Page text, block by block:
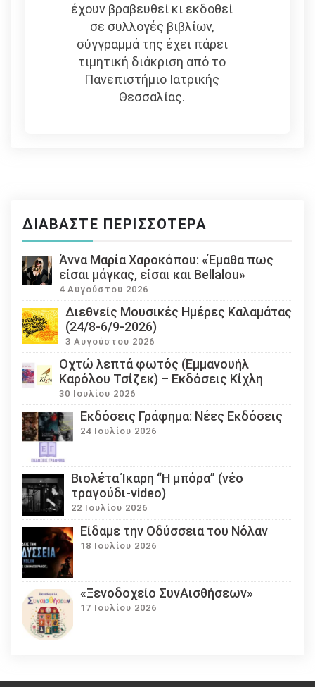
έχουν βραβευθεί κι εκδοθεί
σε συλλογές βιβλίων,
σύγγραμμά της έχει πάρει
τιμητική διάκριση από το
Πανεπιστήμιο Ιατρικής
Θεσσαλίας.
ΔΙΑΒΆΣΤΕ ΠΕΡΙΣΣΌΤΕΡΑ
Άννα Μαρία Χαροκόπου: «Έμαθα πως
είσαι μάγκας, είσαι και Bellalou»
4 Αυγούστου 2026
Διεθνείς Μουσικές Ημέρες Καλαμάτας
(24/8-6/9-2026)
3 Αυγούστου 2026
Οχτώ λεπτά φωτός (Εμμανουήλ
Καρόλου Τσίζεκ) – Εκδόσεις Κίχλη
30 Ιουλίου 2026
Εκδόσεις Γράφημα: Νέες Εκδόσεις
24 Ιουλίου 2026
Βιολέτα Ίκαρη “Η μπόρα” (νέο
τραγούδι-video)
22 Ιουλίου 2026
Eίδαμε την Οδύσσεια του Νόλαν
18 Ιουλίου 2026
«Ξενοδοχείο ΣυνΑισθήσεων»
17 Ιουλίου 2026